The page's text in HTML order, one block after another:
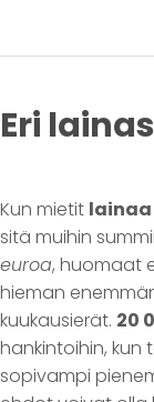
Eri
Kun mietit lainaa
sitä muihin
euroa, huomaat
hieman
kuukausierät. 20
hankintoihin, kun
sopivampi